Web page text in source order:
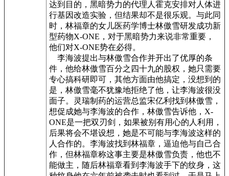
达到目的，黑暗势力的代理人霍克安排对人体进
行基因改造实验，但结果却不是很乐观。与此同
时，林福章的女儿医药学博士林傲雪研发成功新
型药物X-ONE，对于黑暗势力来说非常重要，
他们对X-ONE势在必得。
李海波提出与林傲雪合作并开出了优厚的条
件，他给林傲雪百分之四十九的股权，她只需要
专心搞科研即可，其他方面由他搞定，没想到的
是，林傲雪毫不犹豫地拒绝了他，让李海波很没
面子。灵瑞制药的运营总监宋亿利找到林傲雪，
想促成她与李海波的合作，林傲雪告诉他，X-
ONE是一把双刃剑，如果被别有用心的人利用，
后果将会不堪设想，她是不可能与李海波这样的
人合作的。李海波找到林福章，逼迫他与自己合
作，但林福章称这事主要是林傲雪负责，他也不
能做主，随后林福章看到李海波手下的纹身，这